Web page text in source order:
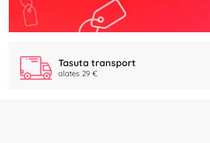
Tasuta transport
alates 29 €